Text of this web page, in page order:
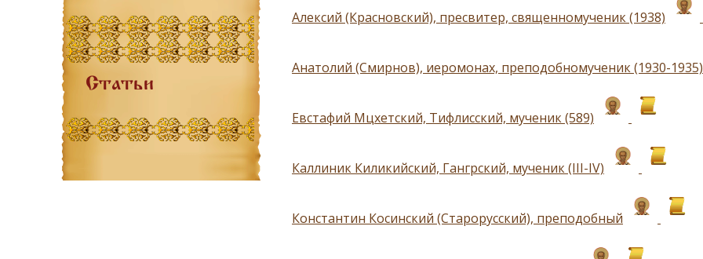
Статьи
Алексий (Красновский), пресвитер, священномученик (1938)
Анатолий (Смирнов), иеромонах, преподобномученик (1930-1935)
Евстафий Мцхетский, Тифлисский, мученик (589)
Каллиник Киликийский, Гангрский, мученик (III-IV)
Константин Косинский (Старорусский), преподобный